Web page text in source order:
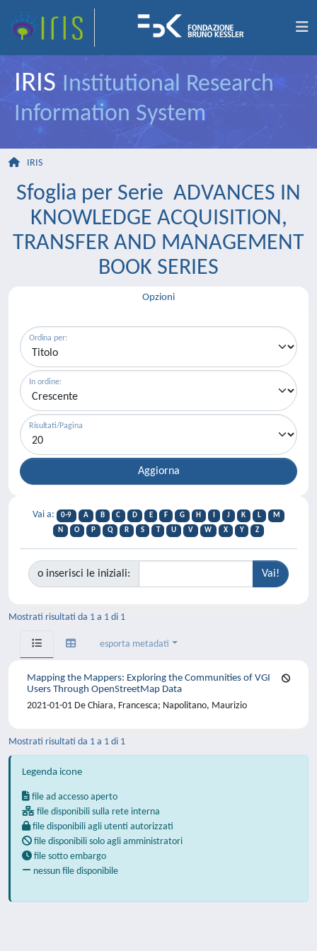
IRIS Institutional Research
Information System
IRIS
Sfoglia per Serie ADVANCES IN
KNOWLEDGE ACQUISITION,
TRANSFER AND MANAGEMENT
BOOK SERIES
Opzioni
Ordina per:
In ordine:
Risultati/Pagina
Vai a: 0-9 A B C D E F G H J K L
M
N
O P Q R S T U V W X Y Z
o inserisci le iniziali:
Mostrati risultati da 1 a 1 di 1
esporta metadati
Mapping the Mappers: Exploring the Communities of VGI
Users Through OpenStreetMap Data
2021-01-01 De Chiara, Francesca; Napolitano, Maurizio
Mostrati risultati da 1 a 1 di 1
Legenda icone
file ad accesso aperto
file disponibili sulla rete interna
file disponibili agli utenti autorizzati
file disponibili solo agli amministratori
file sotto embargo
nessun file disponibile